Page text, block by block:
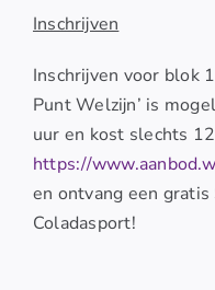
Inschrijven
Inschrijven voor blok
Punt Welzijn’ is
uur en kost slechts
https://
en ontvang een
Coladasport!